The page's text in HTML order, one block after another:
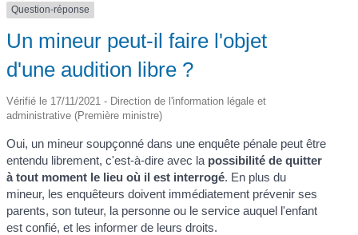
Question-réponse
Un mineur peut-il faire l'objet
d'une audition libre ?
Vérifié le 17/11/2021 - Direction de l'information légale et
administrative (Première ministre)
Oui, un mineur soupçonné dans une enquête pénale peut être
entendu librement, c'est-à-dire avec la possibilité de quitter
à tout moment le lieu où il est interrogé. En plus du
mineur, les enquêteurs doivent immédiatement prévenir ses
parents, son tuteur, la personne ou le service auquel l'enfant
est confié, et les informer de leurs droits.